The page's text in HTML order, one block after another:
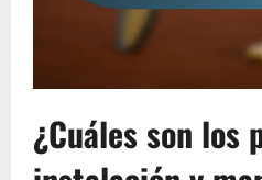
¿Cuáles son los